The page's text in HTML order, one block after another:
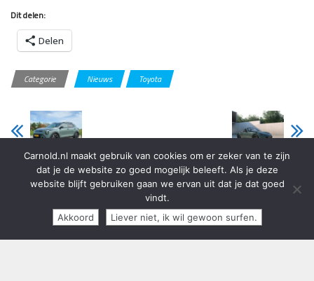
Dit delen:
Delen
Categorie Nieuws Toyota
Rijtest Kia Stonic
GT-Line
Mazda MX-5
opgefrist
Carnold.nl maakt gebruik van cookies om er zeker van te zijn
dat je de website zo goed mogelijk beleeft. Als je deze
website blijft gebruiken gaan we ervan uit dat je dat goed
vindt.
Akkoord
Liever niet, ik wil gewoon surfen.